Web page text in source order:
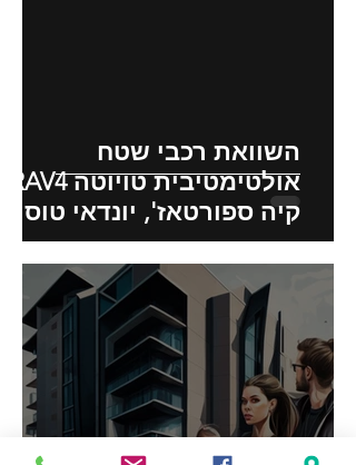
השוואת רכבי שטח
קיה ספורטאז', יונדאי טוסון:
תכונות, ביצועים והשפעה
סביבתית